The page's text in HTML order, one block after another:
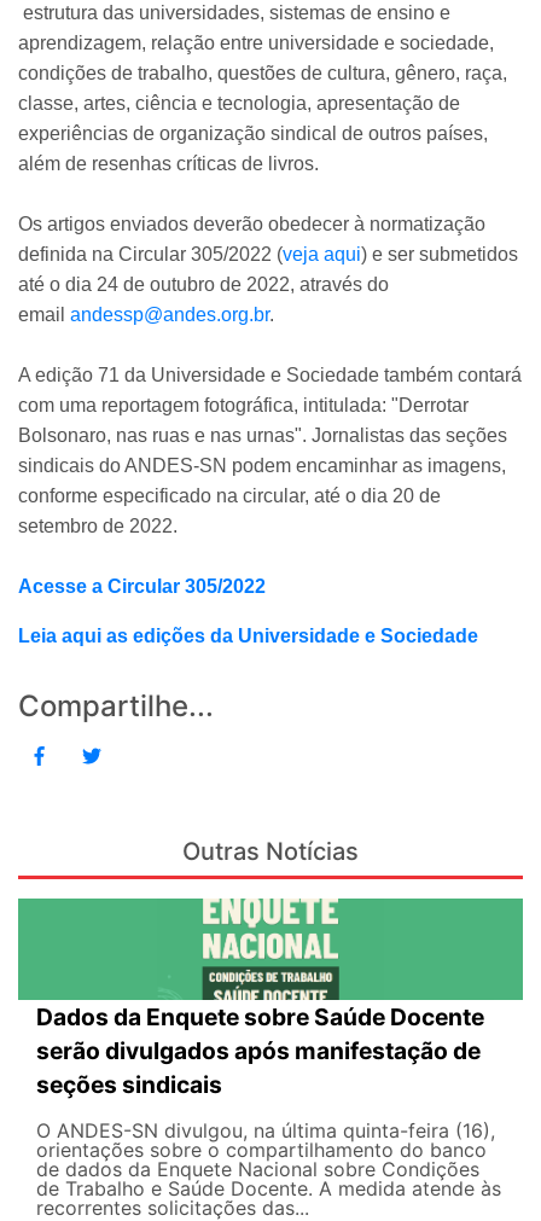
estrutura das universidades, sistemas de ensino e
aprendizagem, relação entre universidade e sociedade,
condições de trabalho, questões de cultura, gênero, raça,
classe, artes, ciência e tecnologia, apresentação de
experiências de organização sindical de outros países,
além de resenhas críticas de livros.
Os artigos enviados deverão obedecer à normatização
definida na Circular 305/2022 (veja aqui) e ser submetidos
até o dia 24 de outubro de 2022, através do
email andessp@andes.org.br.
A edição 71 da Universidade e Sociedade também contará
com uma reportagem fotográfica, intitulada: "Derrotar
Bolsonaro, nas ruas e nas urnas". Jornalistas das seções
sindicais do ANDES-SN podem encaminhar as imagens,
conforme especificado na circular, até o dia 20 de
setembro de 2022.
Acesse a Circular 305/2022
Leia aqui as edições da Universidade e Sociedade
Compartilhe...
Outras Notícias
Dados da Enquete sobre Saúde Docente
serão divulgados após manifestação de
seções sindicais
O ANDES-SN divulgou, na última quinta-feira (16),
orientações sobre o compartilhamento do banco
de dados da Enquete Nacional sobre Condições
de Trabalho e Saúde Docente. A medida atende às
recorrentes solicitações das...